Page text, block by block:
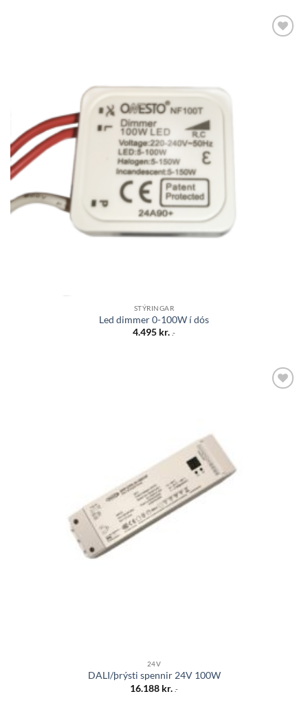
STÝRINGAR
Led dimmer 0-100W í dós
4.495 kr. .-
24V
DALI/þrýsti spennir 24V 100W
16.188 kr. .-